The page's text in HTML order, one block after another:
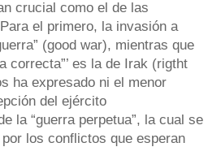
crucial como el de las
el primero, la invasión a
(good war), mientras que
correcta”’ es la de Irak (rigtht
ha expresado ni el menor
del ejército
la “guerra perpetua”, la cual se
los conflictos que esperan